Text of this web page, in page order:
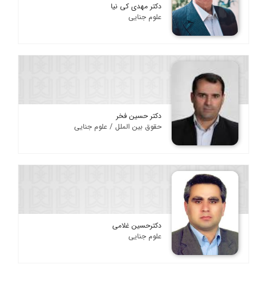
دکتر مهدی کی نیا
علوم جنایی
دکتر حسین فخر
حقوق بین الملل / علوم جنایی
دکترحسین غلامی
علوم جنایی